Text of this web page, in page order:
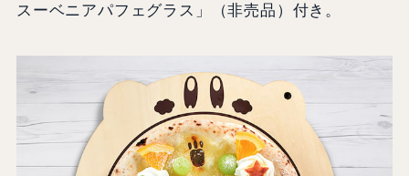
スーベニアパフェグラス」（非売品）付き。